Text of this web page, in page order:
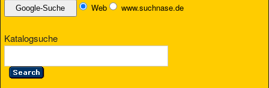
Web www.suchnase.de
Katalogsuche